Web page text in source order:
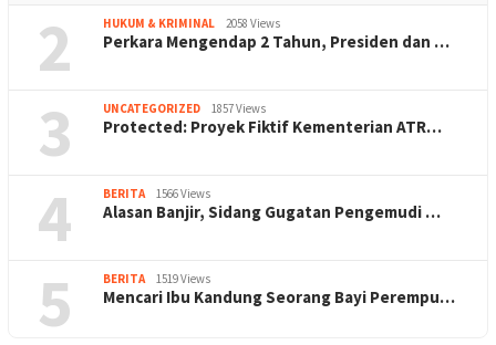
2 HUKUM & KRIMINAL 2058 Views
Perkara Mengendap 2 Tahun, Presiden dan …
3 UNCATEGORIZED 1857 Views
Protected: Proyek Fiktif Kementerian ATR…
4 BERITA 1566 Views
Alasan Banjir, Sidang Gugatan Pengemudi …
5 BERITA 1519 Views
Mencari Ibu Kandung Seorang Bayi Perempu…